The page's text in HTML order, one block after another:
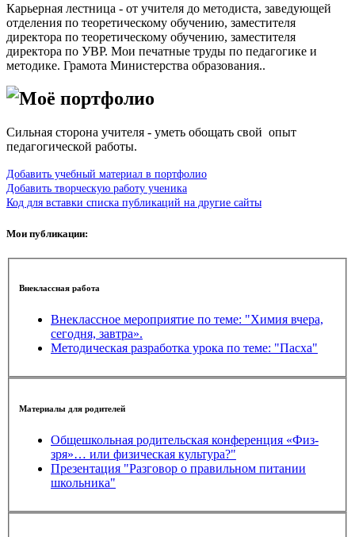
Карьерная лестница - от учителя до методиста, заведующей
отделения по теоретическому обучению, заместителя
директора по теоретическому обучению, заместителя
директора по УВР. Мои печатные труды по педагогике и
методике. Грамота Министерства образования..
Моё портфолио
Сильная сторона учителя - уметь обощать свой опыт
педагогической работы.
Добавить учебный материал в портфолио
Добавить творческую работу ученика
Код для вставки списка публикаций на другие сайты
Мои публикации:
Внеклассная работа
Внеклассное мероприятие по теме: "Химия вчера,
сегодня, завтра».
Методическая разработка урока по теме: "Пасха"
Материалы для родителей
Общешкольная родительская конференция «Физ-
зря»… или физическая культура?"
Презентация "Разговор о правильном питании
школьника"